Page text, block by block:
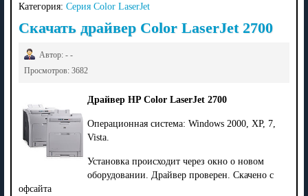
Категория: Серия Color LaserJet
Скачать драйвер Color LaserJet 2700
Автор: - -
Просмотров: 3682
Драйвер HP Color LaserJet 2700
Операционная система: Windows 2000, XP, 7,
Vista.
Установка происходит через окно о новом
оборудовании. Драйвер проверен. Скачено с
офсайта